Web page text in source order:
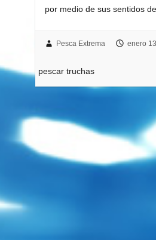
por medio de sus sentidos
Pesca Extrema enero
pescar truchas